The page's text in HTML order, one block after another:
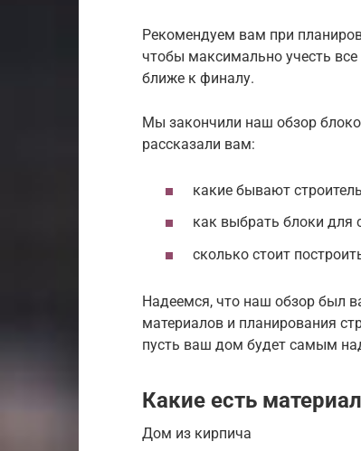
Рекомендуем вам при
чтобы максимально учесть
ближе к финалу.
Мы закончили наш обзор
рассказали вам:
какие бывают
как выбрать блоки для
сколько стоит
Надеемся, что наш обзор был
материалов и планирования
пусть ваш дом будет самым
Какие есть
Дом из кирпича